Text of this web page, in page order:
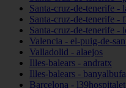
Santa-cruz-de-tenerife -
Santa-cruz-de-tenerife -
Santa-cruz-de-tenerife -
Valencia - el-puig-de-
Valladolid - alaejos
Illes-balears - andratx
Illes-balears -
Barcelona -